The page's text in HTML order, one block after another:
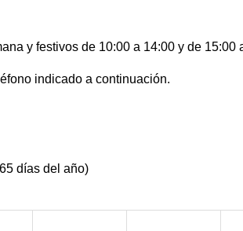
y festivos de 10:00 a 14:00 y de 15:00
indicado a continuación.
días del año)